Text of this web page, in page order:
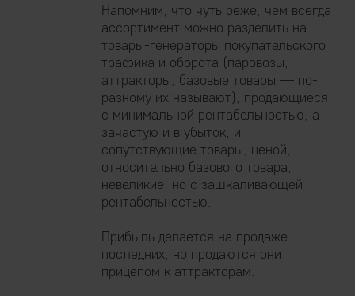
Напомним, что чуть реже, чем всегда
ассортимент можно разделить на
товары-генераторы покупательского
трафика и оборота (паровозы,
аттракторы, базовые товары — по-
разному их называют), продающиеся
с минимальной рентабельностью, а
зачастую и в убыток, и
сопутствующие товары, ценой,
относительно базового товара,
невеликие, но с зашкаливающей
рентабельностью.
Прибыль делается на продаже
последних, но продаются они
прицепом к аттракторам.